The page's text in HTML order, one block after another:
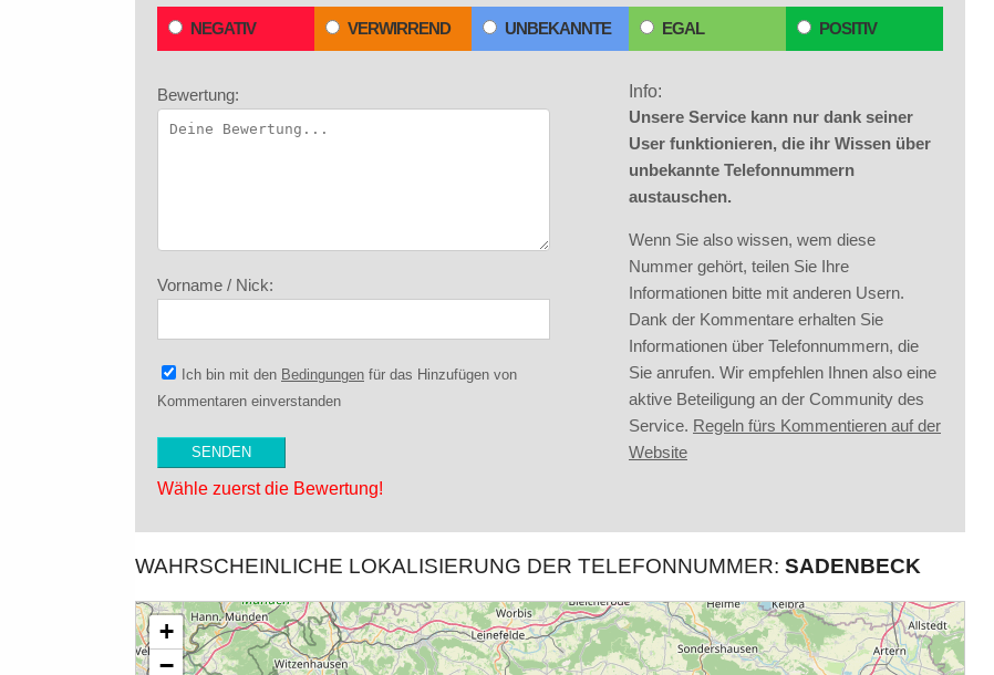
NEGATIV VERWIRREND UNBEKANNTE EGAL POSITIV
Bewertung:
Vorname / Nick:
Ich bin mit den Bedingungen für das Hinzufügen von
Kommentaren einverstanden
Wähle zuerst die Bewertung!
Info:
Unsere Service kann nur dank seiner
User funktionieren, die ihr Wissen über
unbekannte Telefonnummern
austauschen.
Wenn Sie also wissen, wem diese
Nummer gehört, teilen Sie Ihre
Informationen bitte mit anderen Usern.
Dank der Kommentare erhalten Sie
Informationen über Telefonnummern, die
Sie anrufen. Wir empfehlen Ihnen also eine
aktive Beteiligung an der Community des
Service. Regeln fürs Kommentieren auf der
Website
WAHRSCHEINLICHE LOKALISIERUNG DER TELEFONNUMMER: SADENBECK